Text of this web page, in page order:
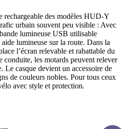
rechargeable des modèles HUD-Y
urbain souvent peu visible : Avec
lumineuse USB utilisable
lumineuse sur la route. Dans la
l’écran relevable et rabattable du
les motards peuvent relever
Le casque devient un accessoire de
de couleurs nobles. Pour tous ceux
avec style et protection.